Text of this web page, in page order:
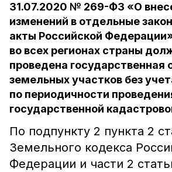
31.07.2020 № 269-ФЗ «О
изменений в отдельные
акты Российской
во всех регионах страны
проведена государственная
земельных участков без
по периодичности
государственной
По подпункту 2 пункта 2
Земельного кодекса
Федерации и части 2